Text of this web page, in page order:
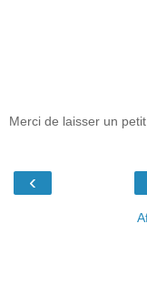
Merci de laisser un
‹